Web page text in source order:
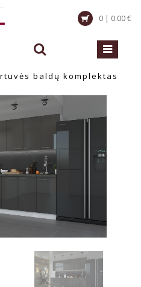
0 | 0.00 €
baldų komplektas